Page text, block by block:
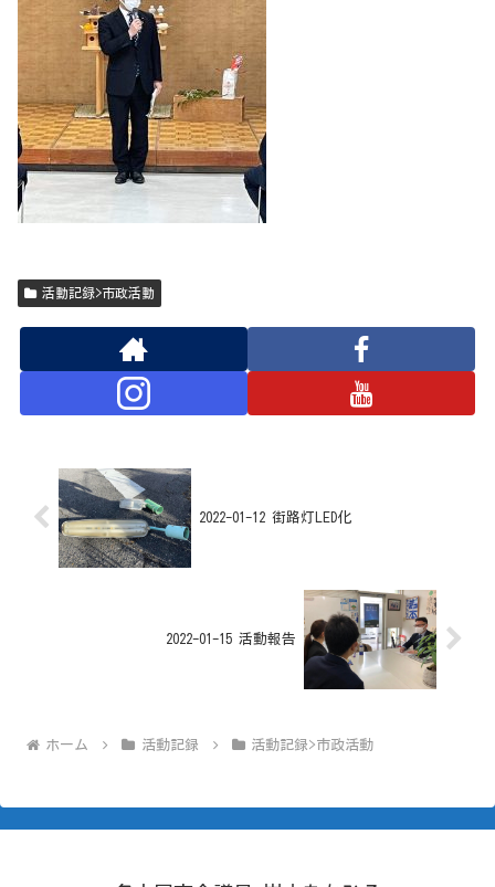
活動記録>市政活動
2022-01-12 街路灯LED化
2022-01-15 活動報告
ホーム 活動記録 活動記録>市政活動